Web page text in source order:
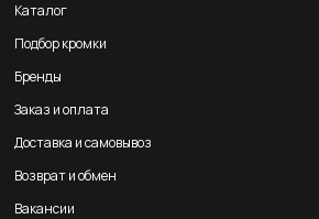
Каталог
Подбор кромки
Бренды
Заказ и оплата
Доставка и самовывоз
Возврат и обмен
Вакансии